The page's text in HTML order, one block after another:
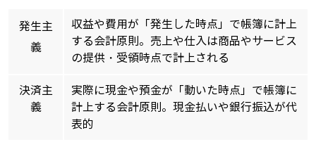
発生主
義
収益や費用が「発生した時点」で帳簿に計上
する会計原則。売上や仕入は商品やサービス
の提供・受領時点で計上される
決済主
義
実際に現金や預金が「動いた時点」で帳簿に
計上する会計原則。現金払いや銀行振込が代
表的